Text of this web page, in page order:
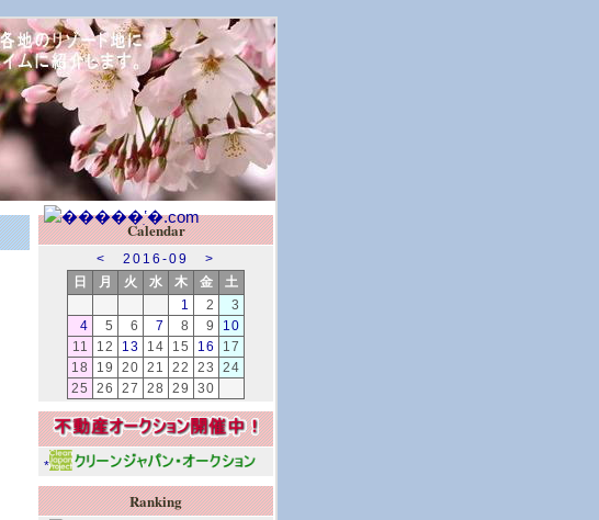
Calendar
< 2016-09
>
日
月 火 水 木 金
土
1
2
3
4
5 6 7 8 9
10
11
12 13 14 15 16
17
18
19 20 21 22 23
24
25
26 27 28 29 30
*
Ranking